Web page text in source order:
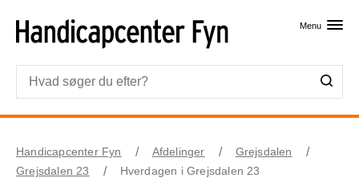
Menu
Handicapcenter Fyn Afdelinger
Grejsdalen
Grejsdalen 23
Hverdagen i Grejsdalen 23